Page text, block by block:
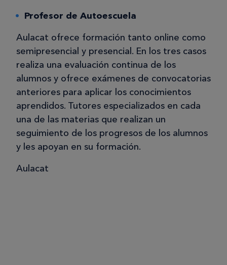
Profesor de Autoescuela
Aulacat ofrece formación tanto online como
semipresencial y presencial. En los tres casos
realiza una evaluación continua de los
alumnos y ofrece exámenes de convocatorias
anteriores para aplicar los conocimientos
aprendidos. Tutores especializados en cada
una de las materias que realizan un
seguimiento de los progresos de los alumnos
y les apoyan en su formación.
Aulacat